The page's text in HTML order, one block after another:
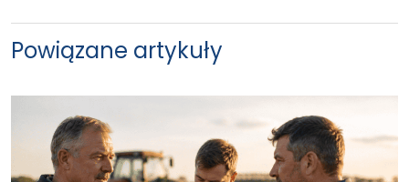
Powiązane artykuły